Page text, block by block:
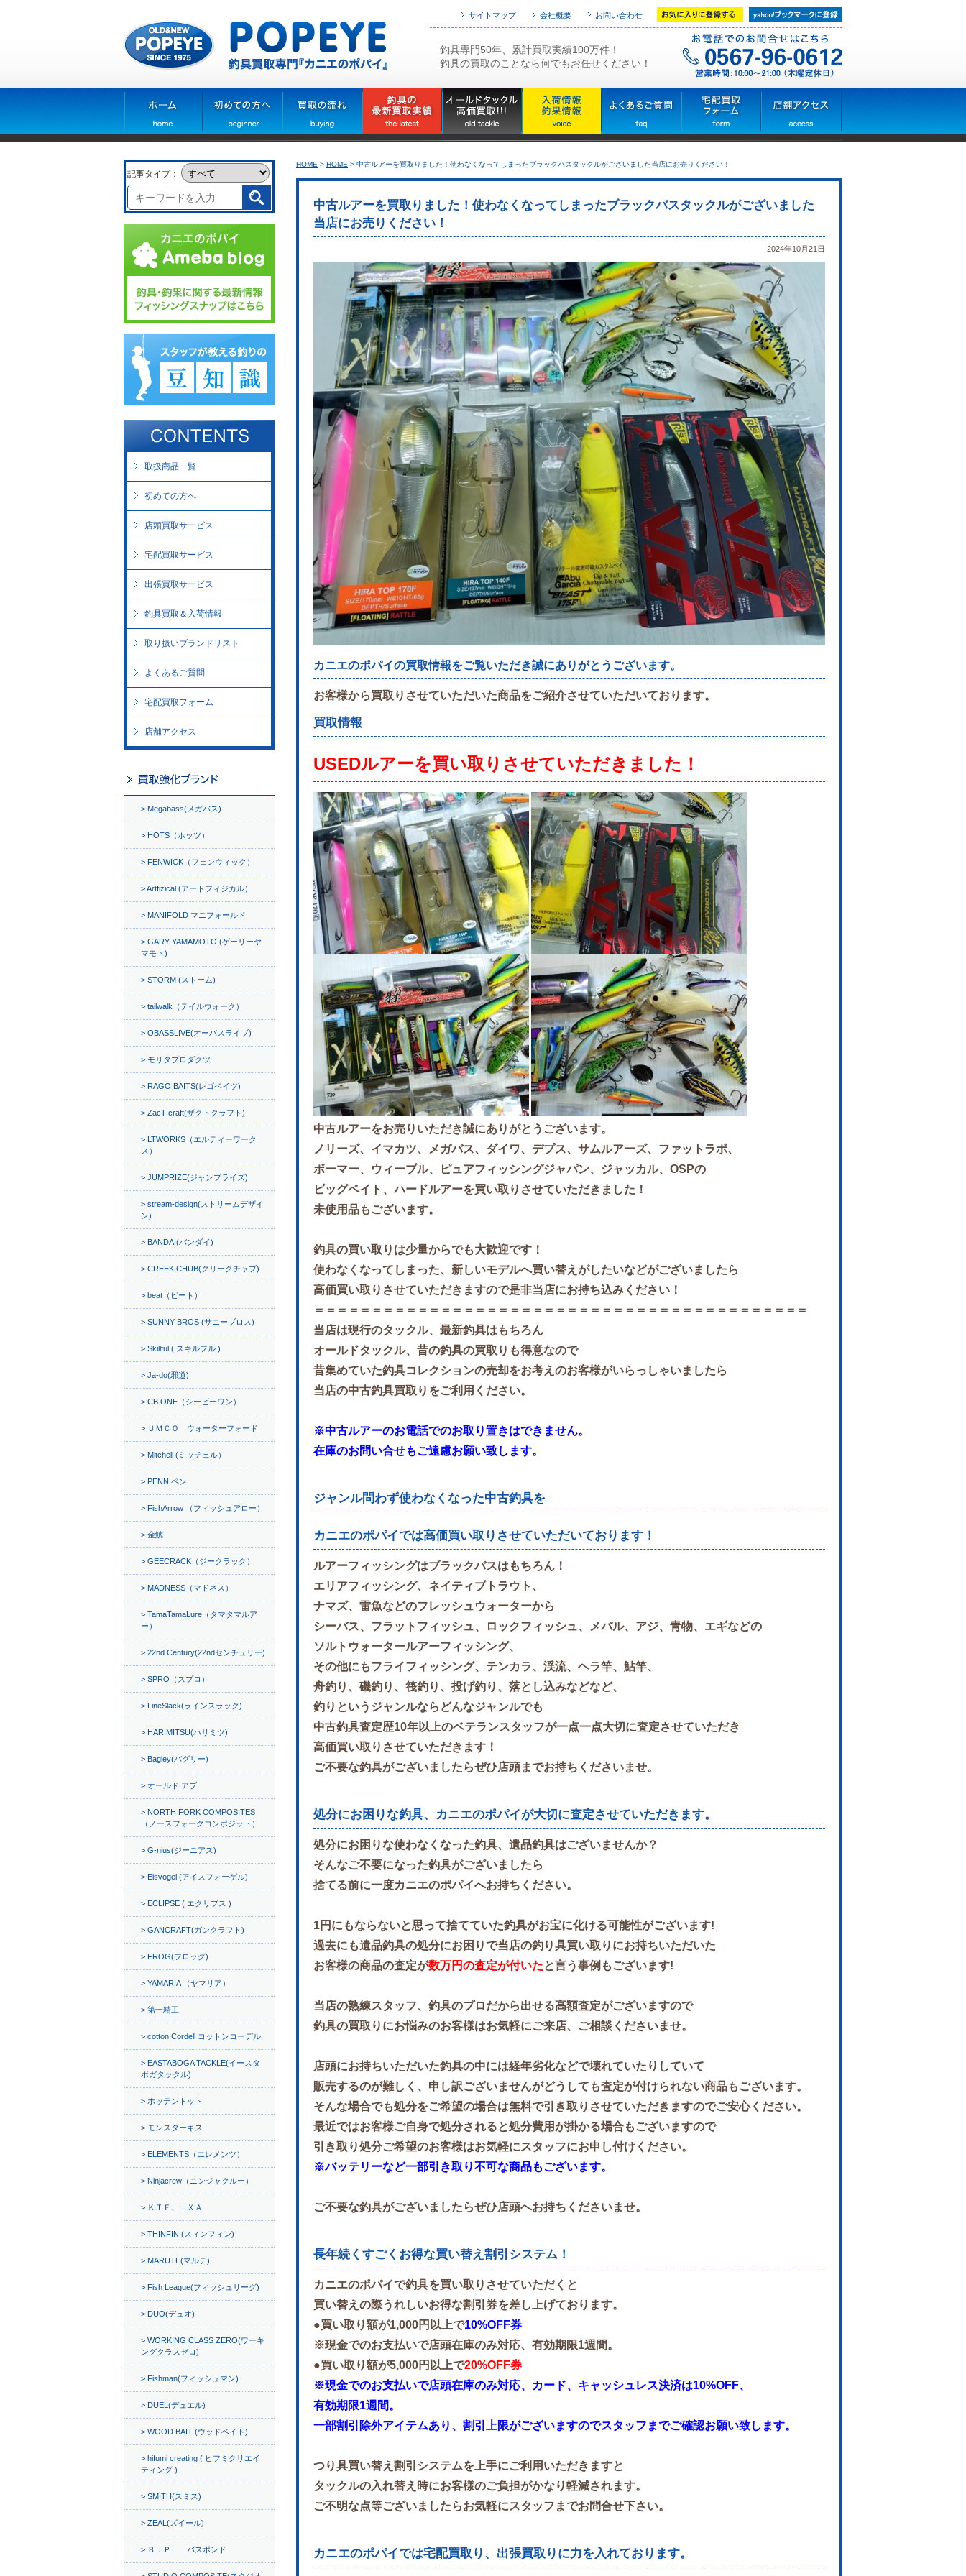
サイトマップ 会社概要 お問い合わせ
釣具専門50年、累計買取実績100万件！
釣具の買取のことなら何でもお任せください！
HOME > HOME > 中古ルアーを買取りました！使わなくなってしまったブラックバスタックルがございました当店にお売りください！
中古ルアーを買取りました！使わなくなってしまったブラックバスタックルがございました
当店にお売りください！
2024年10月21日
カニエのポパイの買取情報をご覧いただき誠にありがとうございます。
お客様から買取りさせていただいた商品をご紹介させていただいております。
買取情報
USEDルアーを買い取りさせていただきました！
中古ルアーをお売りいただき誠にありがとうございます。
ノリーズ、イマカツ、メガバス、ダイワ、デプス、サムルアーズ、ファットラボ、
ボーマー、ウィーブル、ピュアフィッシングジャパン、ジャッカル、OSPの
ビッグベイト、ハードルアーを買い取りさせていただきました！
未使用品もございます。
釣具の買い取りは少量からでも大歓迎です！
使わなくなってしまった、新しいモデルへ買い替えがしたいなどがございましたら
高価買い取りさせていただきますので是非当店にお持ち込みください！
＝＝＝＝＝＝＝＝＝＝＝＝＝＝＝＝＝＝＝＝＝＝＝＝＝＝＝＝＝＝＝＝＝＝＝＝＝＝＝＝＝＝＝
当店は現行のタックル、最新釣具はもちろん
オールドタックル、昔の釣具の買取りも得意なので
昔集めていた釣具コレクションの売却をお考えのお客様がいらっしゃいましたら
当店の中古釣具買取りをご利用ください。
※中古ルアーのお電話でのお取り置きはできません。
在庫のお問い合せもご遠慮お願い致します。
ジャンル問わず使わなくなった中古釣具を
カニエのポパイでは高価買い取りさせていただいております！
ルアーフィッシングはブラックバスはもちろん！
エリアフィッシング、ネイティブトラウト、
ナマズ、雷魚などのフレッシュウォーターから
シーバス、フラットフィッシュ、ロックフィッシュ、メバル、アジ、青物、 エギなどの
ソルトウォータールアーフィッシング、
その他にもフライフィッシング、テンカラ、渓流、ヘラ竿、鮎竿、
舟釣り、磯釣り、筏釣り、投げ釣り、落とし込みなどなど、
釣りというジャンルならどんなジャンルでも
中古釣具査定歴10年以上のベテランスタッフが一点一点大切に査定させていただき
高価買い取りさせていただきます！
ご不要な釣具がございましたらぜひ店頭までお持ちくださいませ。
処分にお困りな釣具、カニエのポパイが大切に査定させていただきます。
処分にお困りな使わなくなった釣具、遺品釣具はございませんか？
そんなご不要になった釣具がございましたら
捨てる前に一度カニエのポパイへお持ちください。
1円にもならないと思って捨てていた釣具がお宝に化ける可能性がございます!
過去にも遺品釣具の処分にお困りで当店の釣り具買い取りにお持ちいただいた
お客様の商品の査定が数万円の査定が付いたと言う事例もございます!
当店の熟練スタッフ、釣具のプロだから出せる高額査定がございますので
釣具の買取りにお悩みのお客様はお気軽にご来店、ご相談くださいませ。
店頭にお持ちいただいた釣具の中には経年劣化などで壊れていたりしていて
販売するのが難しく、申し訳ございませんがどうしても査定が付けられない商品もございます。
そんな場合でも処分をご希望の場合は無料で引き取りさせていただきますのでご安心ください。
最近ではお客様ご自身で処分されると処分費用が掛かる場合もございますので
引き取り処分ご希望のお客様はお気軽にスタッフにお申し付けください。
※バッテリーなど一部引き取り不可な商品もございます。
ご不要な釣具がございましたらぜひ店頭へお持ちくださいませ。
長年続くすごくお得な買い替え割引システム！
カニエのポパイで釣具を買い取りさせていただくと
買い替えの際うれしいお得な割引券を差し上げております。
●買い取り額が1,000円以上で10%OFF券
※現金でのお支払いで店頭在庫のみ対応、有効期限1週間。
●買い取り額が5,000円以上で20%OFF券
※現金でのお支払いで店頭在庫のみ対応、カード、キャッシュレス決済は10%OFF、
有効期限1週間。
一部割引除外アイテムあり、割引上限がございますのでスタッフまでご確認お願い致します。
つり具買い替え割引システムを上手にご利用いただきますと
タックルの入れ替え時にお客様のご負担がかなり軽減されます。
ご不明な点等ございましたらお気軽にスタッフまでお問合せ下さい。
カニエのポパイでは宅配買取り、出張買取りに力を入れております。
記事タイプ：
取扱商品一覧
初めての方へ
店頭買取サービス
宅配買取サービス
出張買取サービス
釣具買取＆入荷情報
取り扱いブランドリスト
よくあるご質問
宅配買取フォーム
店舗アクセス
Megabass(メガバス)
HOTS（ホッツ）
FENWICK（フェンウィック）
Artfizical (アートフィジカル）
MANIFOLD マニフォールド
GARY YAMAMOTO (ゲーリーヤ
マモト)
STORM (ストーム)
tailwalk（テイルウォーク）
OBASSLIVE(オーバスライブ)
モリタプロダクツ
RAGO BAITS(レゴベイツ)
ZacT craft(ザクトクラフト)
LTWORKS（エルティーワーク
ス）
JUMPRIZE(ジャンプライズ)
stream-design(ストリームデザイ
ン)
BANDAI(バンダイ)
CREEK CHUB(クリークチャブ)
beat（ビート）
SUNNY BROS (サニーブロス)
Skillful ( スキルフル )
Ja-do(邪道)
CB ONE（シービーワン）
ＵＭＣＯ ウォーターフォード
Mitchell (ミッチェル）
PENN ペン
FishArrow （フィッシュアロー）
金鯱
GEECRACK（ジークラック）
MADNESS（マドネス）
TamaTamaLure（タマタマルア
ー）
22nd Century(22ndセンチュリー)
SPRO（スプロ）
LineSlack(ラインスラック)
HARIMITSU(ハリミツ)
Bagley(バグリー)
オールド アブ
NORTH FORK COMPOSITES
（ノースフォークコンポジット）
G-nius(ジーニアス)
Eisvogel (アイスフォーゲル)
ECLIPSE ( エクリプス )
GANCRAFT(ガンクラフト)
FROG(フロッグ)
YAMARIA （ヤマリア）
第一精工
cotton Cordell コットンコーデル
EASTABOGA TACKLE(イースタ
ボガタックル)
ホッテントット
モンスターキス
ELEMENTS（エレメンツ）
Ninjacrew（ニンジャクルー）
ＫＴＦ、ＩＸＡ
THINFIN (スィンフィン)
MARUTE(マルテ)
Fish League(フィッシュリーグ)
DUO(デュオ)
WORKING CLASS ZERO(ワーキ
ングクラスゼロ)
Fishman(フィッシュマン)
DUEL(デュエル)
WOOD BAIT (ウッドベイト)
hifumi creating ( ヒフミクリエイ
ティング )
SMITH(スミス)
ZEAL(ズイール)
Ｂ．Ｐ． バスポンド